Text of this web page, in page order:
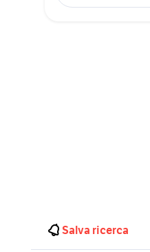
Salva ricerca